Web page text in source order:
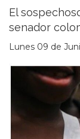
El
senador
Lunes 09 de